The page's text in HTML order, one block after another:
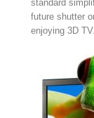
standard
future shutter
enjoying 3D TV.